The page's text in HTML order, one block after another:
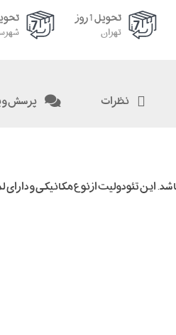
تحویل 1 روز
تهران
تحویل
نظرات پرسش و
این تئودولیت از نوع مکانیکی و